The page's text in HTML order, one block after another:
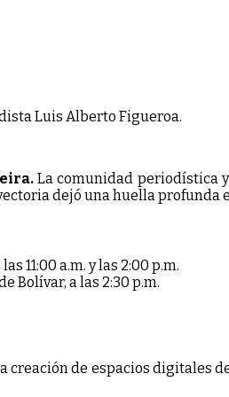
Luis Alberto Figueroa.
La comunidad periodística
dejó una huella profunda
11:00 a.m. y las 2:00 p.m.
Bolívar, a las 2:30 p.m.
de espacios digitales